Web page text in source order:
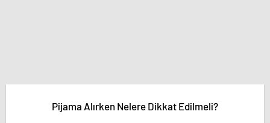
Pijama Alırken Nelere Dikkat Edilmeli?